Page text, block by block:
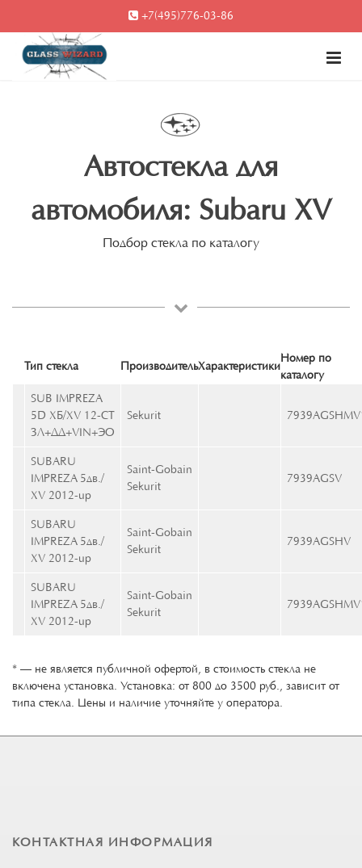
+7(495)776-03-86
Автостекла для
автомобиля: Subaru XV
Подбор стекла по каталогу
Тип стекла ПроизводительХарактеристики
Номер по
каталогу
SUB IMPREZA
5D ХБ/XV 12-СТ
ЗЛ+ДД+VIN+ЭО
Sekurit
SUBARU
IMPREZA 5дв./
XV 2012-up
Saint-Gobain
Sekurit
7939AGSV
SUBARU
IMPREZA 5дв./
XV 2012-up
Saint-Gobain
Sekurit
7939AGSHV
SUBARU
IMPREZA 5дв./
XV 2012-up
Saint-Gobain
Sekurit
* — не является публичной офертой, в стоимость стекла не
включена установка. Установка: от 800 до 3500 руб., зависит от
типа стекла. Цены и наличие уточняйте у оператора.
КОНТАКТНАЯ ИНФОРМАЦИЯ